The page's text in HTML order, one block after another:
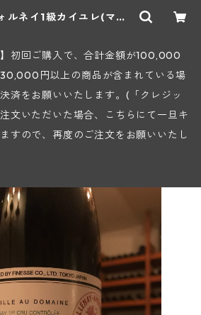
ルネイ1級カイユレ(マル
】初回ご購入で、合計金額が100,000
円以上の商品が含まれている場
済をお願いいたします。(「クレジッ
文いただいた場合、こちらにて一旦キ
すので、再度のご注文をお願いいたし